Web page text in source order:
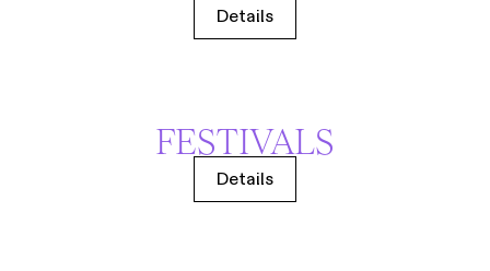
Details
FESTIVALS
Details